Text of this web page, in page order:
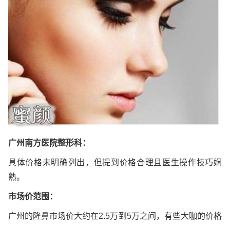
广州南方医院整形科：
具体价格未明确列出，但提到价格合理且医生操作技巧娴
熟。
市场价范围：
广州的隆鼻市场价大约在2.5万到5万之间，有些大咖的价格